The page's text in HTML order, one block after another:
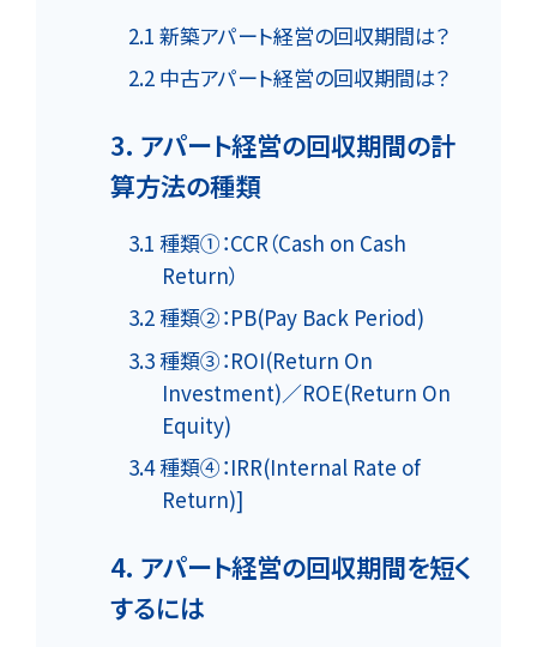
2.1 新築アパート経営の回収期間は？
2.2 中古アパート経営の回収期間は？
3. アパート経営の回収期間の計
算方法の種類
3.1 種類①：CCR（Cash on Cash
Return）
3.2 種類②：PB(Pay Back Period)
3.3 種類③：ROI(Return On
Investment)／ROE(Return On
Equity)
3.4 種類④：IRR(Internal Rate of
Return)]
4. アパート経営の回収期間を短く
するには